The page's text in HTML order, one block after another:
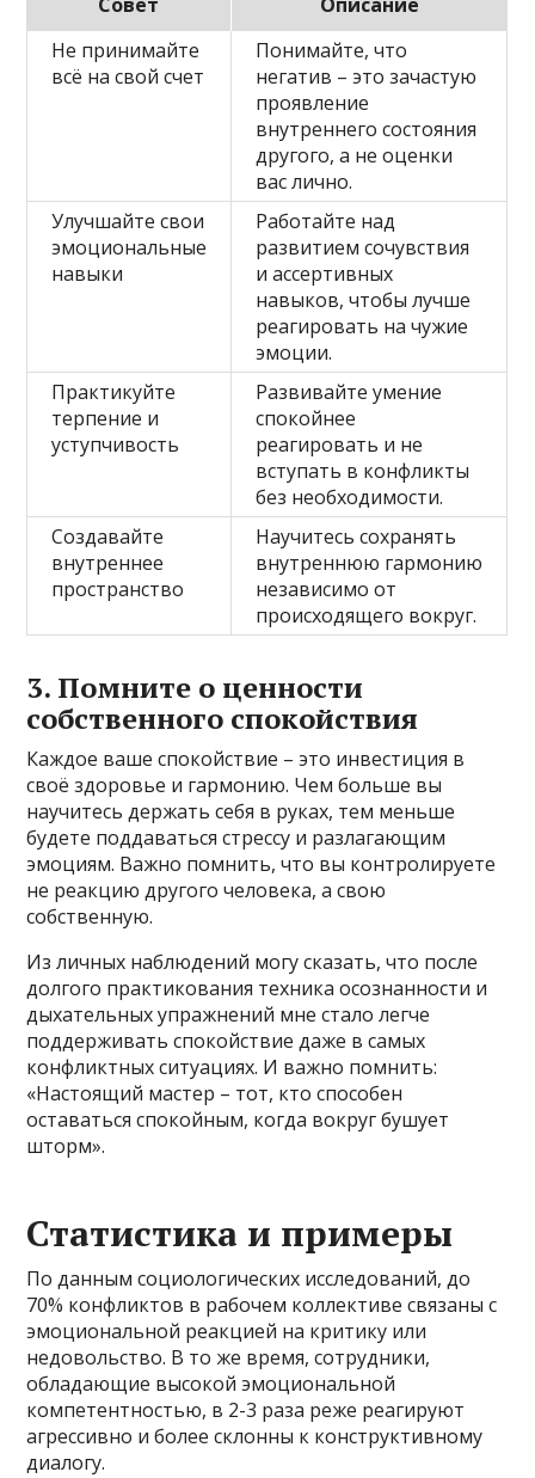
Не принимайте
всё на свой счет
Понимайте, что
негатив – это зачастую
проявление
внутреннего состояния
другого, а не оценки
вас лично.
Улучшайте свои
эмоциональные
навыки
Работайте над
развитием сочувствия
и ассертивных
навыков, чтобы лучше
реагировать на чужие
эмоции.
Практикуйте
терпение и
уступчивость
Развивайте умение
спокойнее
реагировать и не
вступать в конфликты
без необходимости.
Создавайте
внутреннее
пространство
Научитесь сохранять
внутреннюю гармонию
независимо от
происходящего вокруг.
3. Помните о ценности
собственного спокойствия
Каждое ваше спокойствие – это инвестиция в
своё здоровье и гармонию. Чем больше вы
научитесь держать себя в руках, тем меньше
будете поддаваться стрессу и разлагающим
эмоциям. Важно помнить, что вы контролируете
не реакцию другого человека, а свою
собственную.
Из личных наблюдений могу сказать, что после
долгого практикования техника осознанности и
дыхательных упражнений мне стало легче
поддерживать спокойствие даже в самых
конфликтных ситуациях. И важно помнить:
«Настоящий мастер – тот, кто способен
оставаться спокойным, когда вокруг бушует
шторм».
Статистика и примеры
По данным социологических исследований, до
70% конфликтов в рабочем коллективе связаны с
эмоциональной реакцией на критику или
недовольство. В то же время, сотрудники,
обладающие высокой эмоциональной
компетентностью, в 2-3 раза реже реагируют
агрессивно и более склонны к конструктивному
диалогу.